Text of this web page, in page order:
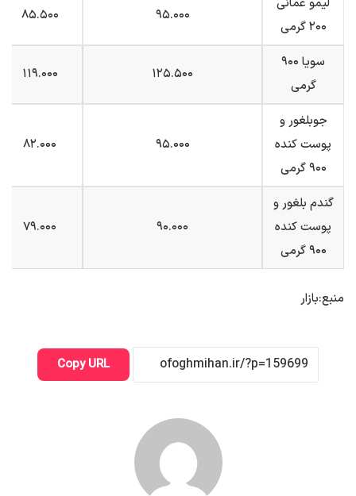
لیمو عمانی
۲۰۰ گرمی
۹۵.۰۰۰ ۸۵.۵۰۰
سویا ۹۰۰
گرمی
۱۲۵.۵۰۰ ۱۱۹.۰۰۰
جوبلغور و
پوست کنده
۹۰۰ گرمی
۹۵.۰۰۰ ۸۲.۰۰۰
گندم بلغور و
پوست کنده
۹۰۰ گرمی
۹۰.۰۰۰ ۷۹.۰۰۰
منبع:بازار
Copy URL